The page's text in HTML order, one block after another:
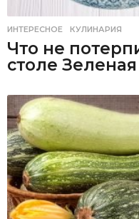
ИНТЕРЕСНОЕ ,КУЛИНАРИЯ
Что не
столе